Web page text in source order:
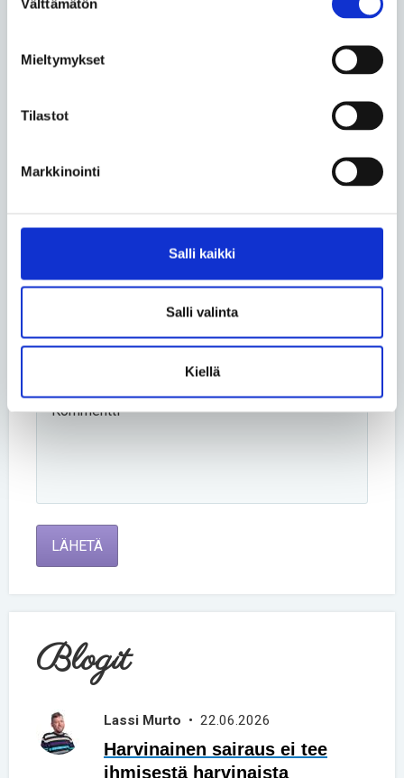
valinta
Välttämätön
Mieltymykset
Tilastot
Markkinointi
Salli kaikki
Salli valinta
Kiellä
Kommentoi
Nimi *
LÄHETÄ
Blogit
Lassi Murto • 22.06.2026
Harvinainen sairaus ei tee
ihmisestä harvinaista